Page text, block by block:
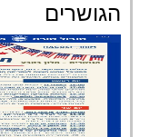
הגושרים